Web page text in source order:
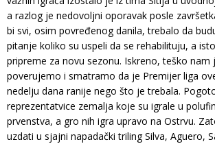
a razlog je nedovoljni oporavak posle
bi svi, osim povređenog danila, trebalo da
pitanje koliko su uspeli da se rehabilituju, a
pripreme za novu sezonu. Iskreno, teško nam
poverujemo i smatramo da je Premijer liga
nedelju dana ranije nego što je trebala.
reprezentatvice zemalja koje su igrale u
prvenstva, a gro nih igra upravo na Ostrvu.
uzdati u sjajni napadački triling Silva, Aguero,